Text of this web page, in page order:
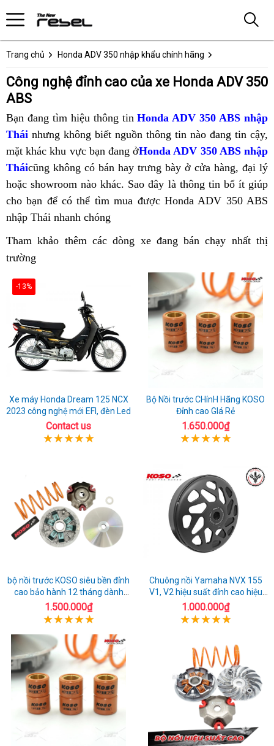
Trang chủ Honda ADV 350 nhập khẩu chính hãng
Công nghệ đỉnh cao của xe Honda ADV 350
ABS
Bạn đang cruiser
tìm hiệu thông tinHonda ADV 350 ABS nhập
Thái nhưng không biết nguồn thông tin nào đang tin cậy,
mặt khác xe
Honda
ADV
350
ABS
công
khu vực bạn đang ởHonda ADV 350 ABS nhập
Tháicũng không có bán hay trưng bày ở cửa hàngăn
trộm
, đại lý
hoặc showroom nào điện
tử
khácxe
Honda
ABS
. Sao đây rẻ
nhất
là thông tin bổ ítHonda
ADV
công
nhất
ABS
giúp
cho bạn để có thể Honda
ADV
350
tìm mua được Honda ADV 350 ABS
nhập Thái nhanh chóng
dễ
Tham khảo thêm các dòng xe đang bán chạy nhất thị
trường
-13%
Xe máy Honda Dream 125 NCX
2023 công nghệ mới EFI, đèn Led
Contact us
Bộ Nồi trước CHínH Hãng KOSO
Đỉnh cao GIá Rẻ
1.650.000₫
bộ nồi trước KOSO siêu bền đỉnh
cao bảo hành 12 tháng dành
cho xe Air Blade 160
1.500.000₫
Chuông nồi Yamaha NVX 155
V1, V2 hiệu suất đỉnh cao hiệu
Koso
1.000.000₫